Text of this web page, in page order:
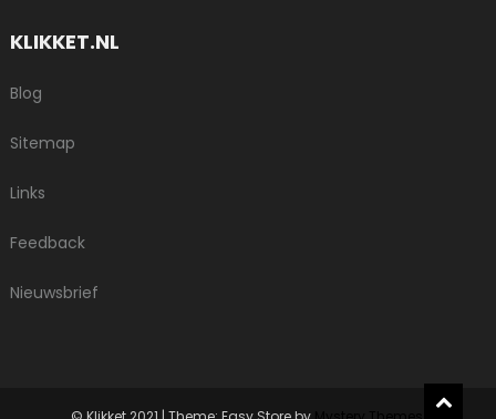
KLIKKET.NL
Blog
Sitemap
Links
Feedback
Nieuwsbrief